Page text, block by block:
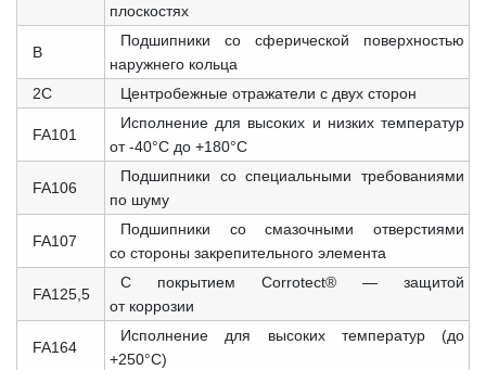
плоскостях
B
Подшипники со сферической поверхностью
наружнего кольца
2C
Центробежные отражатели с двух сторон
FA101
Исполнение для высоких и низких температур
от -40°C до +180°C
FA106
Подшипники со специальными требованиями
по шуму
FA107
Подшипники со смазочными отверстиями
со стороны закрепительного элемента
FA125,5
С покрытием Corrotect® — защитой
от коррозии
FA164
Исполнение для высоких температур (до
+250°C)